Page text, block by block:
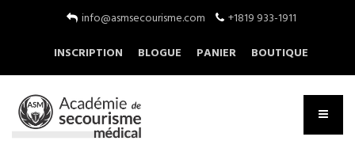
info@asmsecourisme.com
+1819 933-1911
INSCRIPTION
BLOGUE PANIER BOUTIQUE